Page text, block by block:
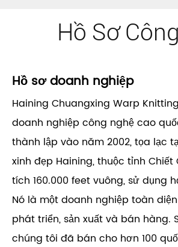
Hồ Sơ
Hồ sơ doanh nghiệp
Haining Chuangxing Warp
doanh nghiệp công nghệ cao
thành lập vào năm 2002, tọa lạc
xinh đẹp Haining, thuộc tỉnh Chiết
tích 160.000 feet vuông, sử dụng
Nó là một doanh nghiệp toàn
phát triển, sản xuất và bán hàng.
chúng tôi đã bán cho hơn 100